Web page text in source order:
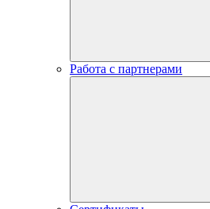
Работа с партнерами